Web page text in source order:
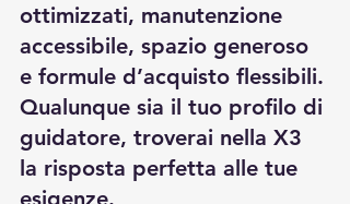
ottimizzati, manutenzione
accessibile, spazio generoso
e formule d’acquisto flessibili.
Qualunque sia il tuo profilo di
guidatore, troverai nella X3
la risposta perfetta alle tue
esigenze.